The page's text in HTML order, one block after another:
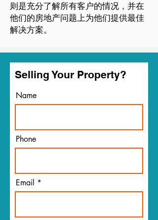
则是充分了解所有客户的情况，并在
他们的房地产问题上为他们提供最佳
解决方案。
Selling Your Property?
Name
Phone
Email